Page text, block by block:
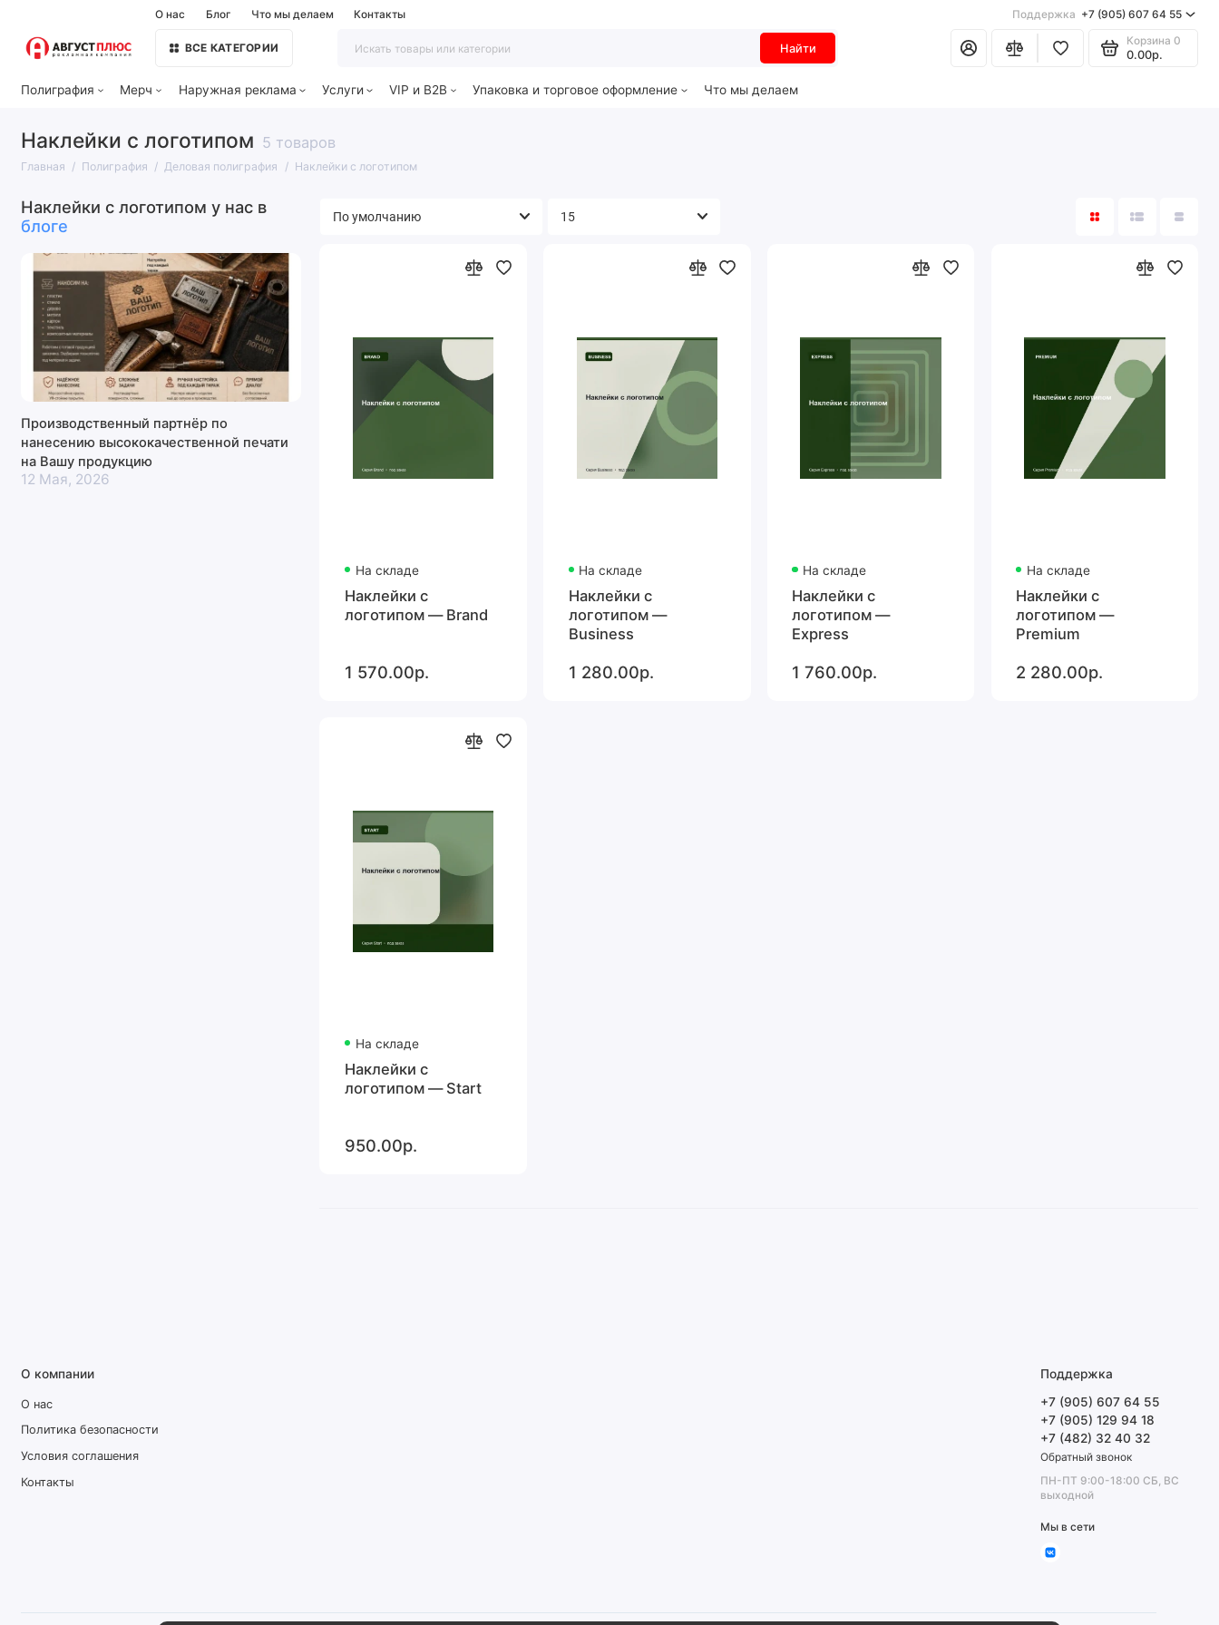
О нас Блог Что мы делаем Контакты Поддержка +7 (905) 607 64 55
ВСЕ КАТЕГОРИИ Найти
Корзина 0
0.00р.
Полиграфия Мерч Наружная реклама Услуги VIP и B2B Упаковка и торговое оформление Что мы делаем
Наклейки с логотипом 5 товаров
Главная Полиграфия Деловая полиграфия Наклейки с логотипом
Наклейки с логотипом у нас в
блоге
Производственный партнёр по
нанесению высококачественной печати
на Вашу продукцию
12 Мая, 2026
На складе
Наклейки с
логотипом — Brand
1 570.00р.
На складе
Наклейки с
логотипом —
Business
1 280.00р.
На складе
Наклейки с
логотипом —
Express
1 760.00р.
На складе
Наклейки с
логотипом —
Premium
2 280.00р.
На складе
Наклейки с
логотипом — Start
950.00р.
О компании
О нас
Политика безопасности
Условия соглашения
Контакты
Поддержка
+7 (905) 607 64 55
+7 (905) 129 94 18
+7 (482) 32 40 32
Обратный звонок
ПН-ПТ 9:00-18:00 СБ, ВС
выходной
Мы в сети